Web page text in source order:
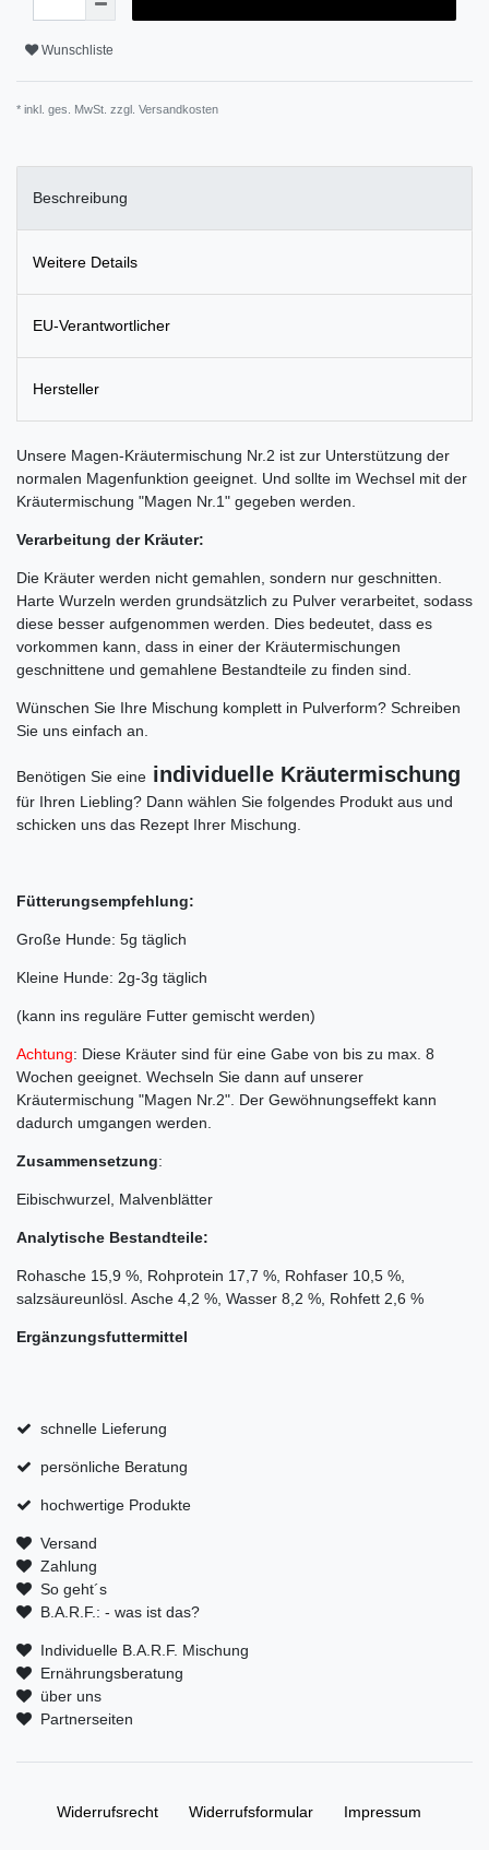
Wunschliste
* inkl. ges. MwSt. zzgl. Versandkosten
Beschreibung
Weitere Details
EU-Verantwortlicher
Hersteller
Unsere Magen-Kräutermischung Nr.2 ist zur Unterstützung der
normalen Magenfunktion geeignet. Und sollte im Wechsel mit der
Kräutermischung "Magen Nr.1" gegeben werden.
Verarbeitung der Kräuter:
Die Kräuter werden nicht gemahlen, sondern nur geschnitten.
Harte Wurzeln werden grundsätzlich zu Pulver verarbeitet, sodass
diese besser aufgenommen werden. Dies bedeutet, dass es
vorkommen kann, dass in einer der Kräutermischungen
geschnittene und gemahlene Bestandteile zu finden sind.
Wünschen Sie Ihre Mischung komplett in Pulverform? Schreiben
Sie uns einfach an.
Benötigen Sie eine individuelle Kräutermischung
für Ihren Liebling? Dann wählen Sie folgendes Produkt aus und
schicken uns das Rezept Ihrer Mischung.
Fütterungsempfehlung:
Große Hunde: 5g täglich
Kleine Hunde: 2g-3g täglich
(kann ins reguläre Futter gemischt werden)
Achtung: Diese Kräuter sind für eine Gabe von bis zu max. 8
Wochen geeignet. Wechseln Sie dann auf unserer
Kräutermischung "Magen Nr.2". Der Gewöhnungseffekt kann
dadurch umgangen werden.
Zusammensetzung:
Eibischwurzel, Malvenblätter
Analytische Bestandteile:
Rohasche 15,9 %, Rohprotein 17,7 %, Rohfaser 10,5 %,
salzsäureunlösl. Asche 4,2 %, Wasser 8,2 %, Rohfett 2,6 %
Ergänzungsfuttermittel
schnelle Lieferung
persönliche Beratung
hochwertige Produkte
Versand
Zahlung
So geht´s
B.A.R.F.: - was ist das?
Individuelle B.A.R.F. Mischung
Ernährungsberatung
über uns
Partnerseiten
Widerrufs­recht Widerrufs­formular Impressum